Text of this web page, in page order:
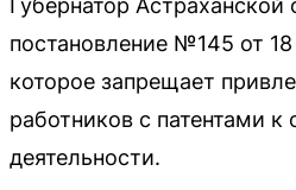
Губернатор Астраханской
постановление №145 от
которое запрещает
работников с патентами
деятельности.